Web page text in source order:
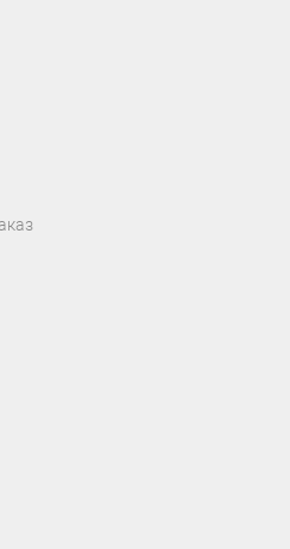
головное
благодаря его
минута
будет